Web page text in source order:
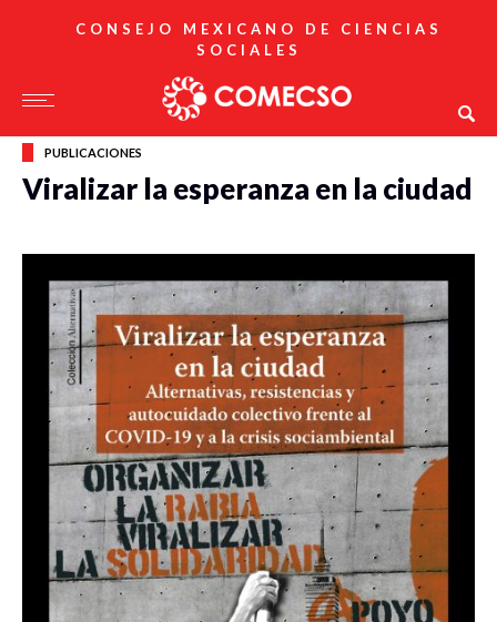
CONSEJO MEXICANO DE CIENCIAS
SOCIALES
PUBLICACIONES
Viralizar la esperanza en la ciudad